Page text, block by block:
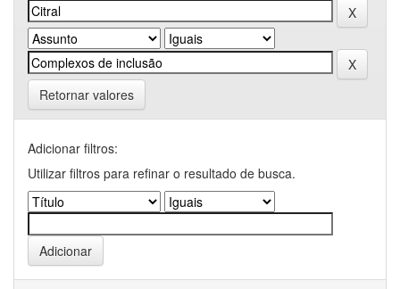
Retornar valores
Adicionar filtros:
Utilizar filtros para refinar o resultado de busca.